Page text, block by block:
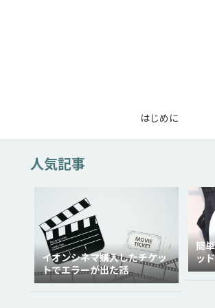
はじめに
人気記事
イオンシネマ購入したチケッ
トでエラーが出た話
簡
ッ